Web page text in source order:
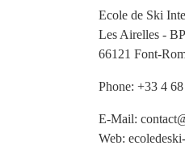
Ecole de Ski
Les Airelles -
66121 Font-
Phone: +33 4
E-Mail:
Web: